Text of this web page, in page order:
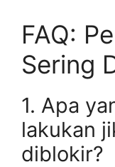
FAQ:
Sering
1. Apa
lakukan
diblokir?